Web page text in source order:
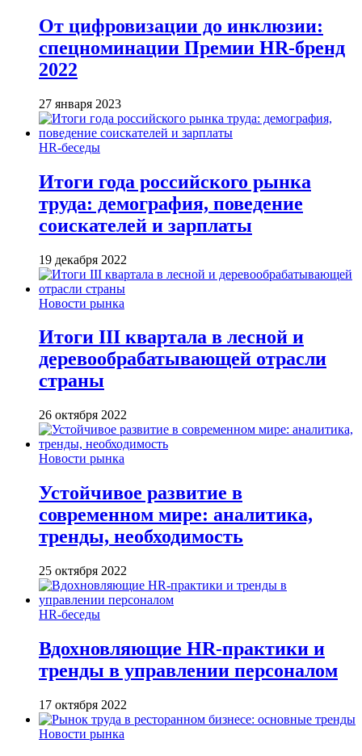
От цифровизации до инклюзии:
спецноминации Премии HR-бренд
2022
27 января 2023
HR-беседы
Итоги года российского рынка
труда: демография, поведение
соискателей и зарплаты
19 декабря 2022
Новости рынка
Итоги III квартала в лесной и
деревообрабатывающей отрасли
страны
26 октября 2022
Новости рынка
Устойчивое развитие в
современном мире: аналитика,
тренды, необходимость
25 октября 2022
HR-беседы
Вдохновляющие HR-практики и
тренды в управлении персоналом
17 октября 2022
Новости рынка